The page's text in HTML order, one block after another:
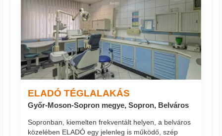
ELADÓ TÉGLALAKÁS
Győr-Moson-Sopron megye, Sopron, Belváros
Sopronban, kiemelten frekventált helyen, a belváros
közelében ELADÓ egy jelenleg is működő, szép